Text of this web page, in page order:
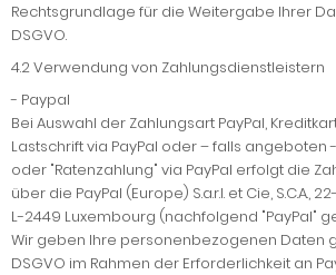
Rechtsgrundlage für die Weitergabe Ihrer
DSGVO.
4.2Verwendung von Zahlungsdienstleistern
- Paypal
Bei Auswahl der Zahlungsart PayPal,
Lastschrift via PayPal oder – falls angeboten
oder "Ratenzahlung" via PayPal erfolgt die
über die PayPal (Europe) S.a.r.l. et Cie, S.C.A.,
L-2449 Luxembourg (nachfolgend "PayPal"
Wir geben Ihre personenbezogenen Daten
DSGVO im Rahmen der Erforderlichkeit an